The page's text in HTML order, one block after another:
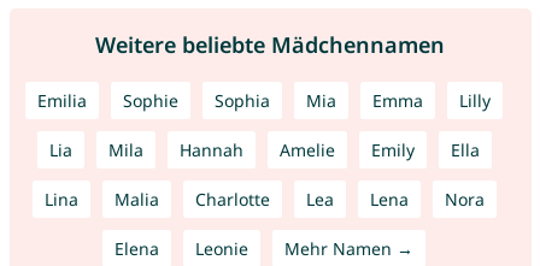
Weitere beliebte Mädchennamen
Emilia Sophie Sophia Mia Emma Lilly
Lia Mila Hannah Amelie Emily Ella
Lina Malia Charlotte Lea Lena Nora
Elena Leonie Mehr Namen →